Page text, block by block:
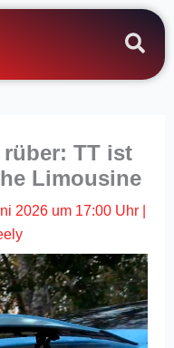
TT ist
Limousine
2026 um 17:00 Uhr|